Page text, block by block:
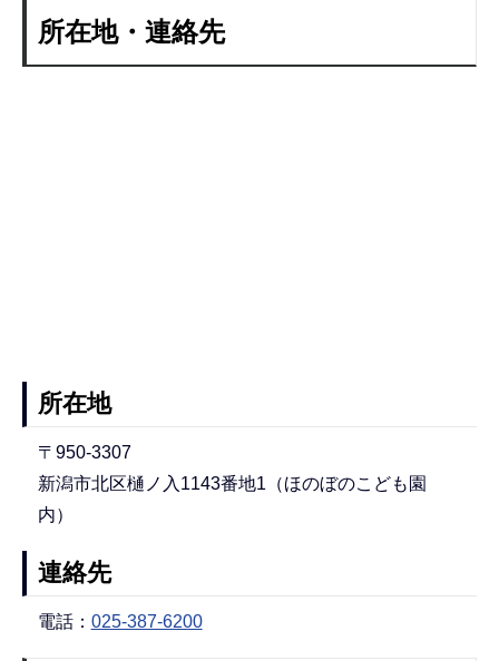
所在地・連絡先
所在地
〒950-3307
新潟市北区樋ノ入1143番地1（ほのぼのこども園
内）
連絡先
電話： 025-387-6200